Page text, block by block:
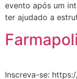
evento após um
ter ajudado a
Inscreva-se: